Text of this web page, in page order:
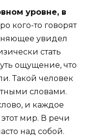
уровне, в
кого-то говорят
увидел
стать
ощущение, что
Такой человек
словами.
и каждое
мир. В речи
над собой.